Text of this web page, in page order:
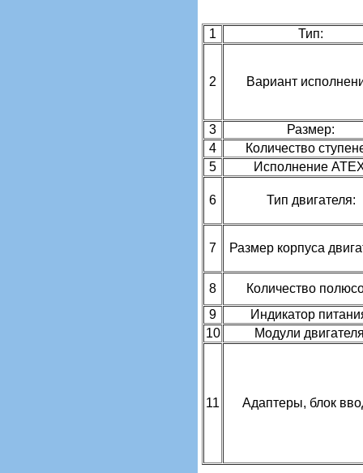
1 Тип:
2 Вариант
3
Размер:
4
Количество
5
Исполнение
6 Тип двигателя:
7 Размер корпуса
8
Количество
9
Индикатор
10
Модули
11 Адаптеры, блок